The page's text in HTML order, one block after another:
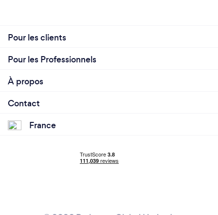
Pour les clients
Pour les Professionnels
À propos
Contact
France